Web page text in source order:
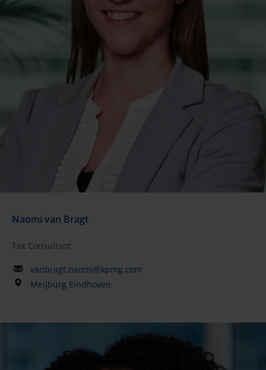
Naomi van Bragt
Tax Consultant
vanbragt.naomi@kpmg.com
Meijburg Eindhoven